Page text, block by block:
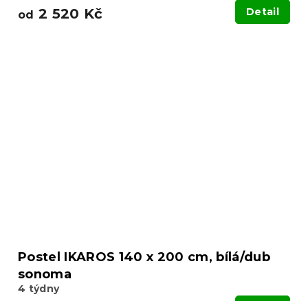
od 2 520 Kč Detail
Postel IKAROS 140 x 200 cm, bílá/dub
sonoma
4 týdny